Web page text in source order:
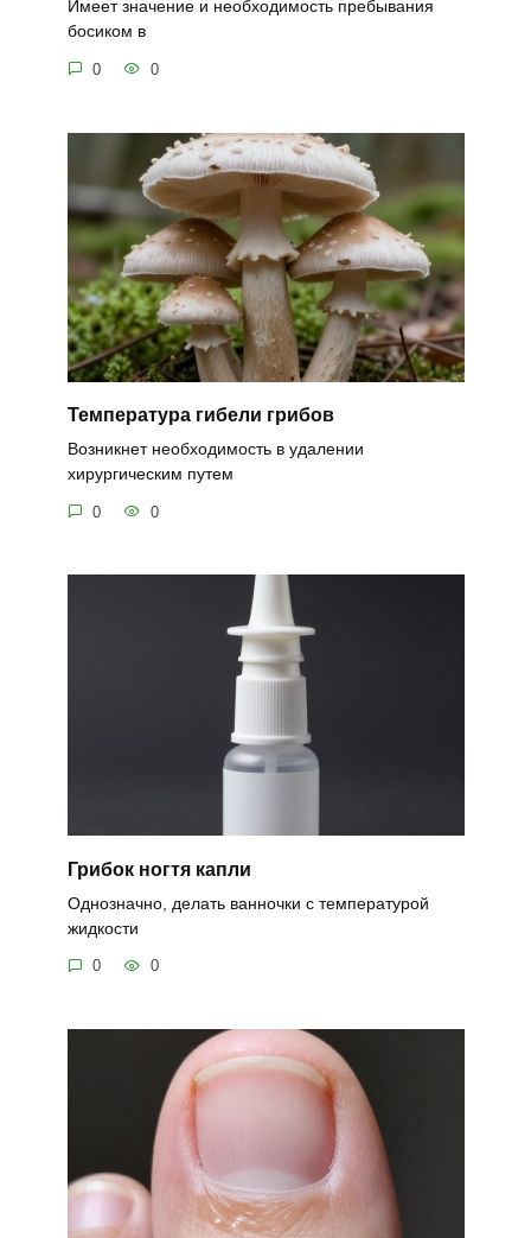
Имеет значение и необходимость пребывания
босиком в
0 0
Температура гибели грибов
Возникнет необходимость в удалении
хирургическим путем
0 0
Грибок ногтя капли
Однозначно, делать ванночки с температурой
жидкости
0 0